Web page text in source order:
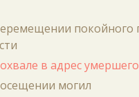
покойного
в адрес умершего
могил